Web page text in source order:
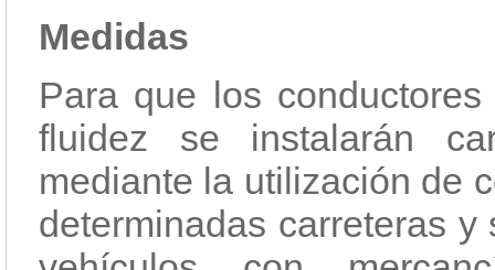
Medidas
Para que los
fluidez se instalarán
mediante la utilización de
determinadas carreteras